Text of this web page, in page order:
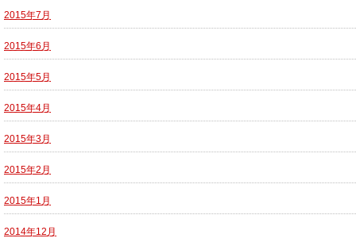
2015年7月
2015年6月
2015年5月
2015年4月
2015年3月
2015年2月
2015年1月
2014年12月